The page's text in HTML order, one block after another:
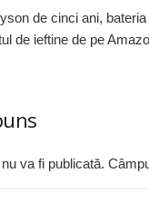
de cinci ani,
de ieftine de pe
va fi publicată.